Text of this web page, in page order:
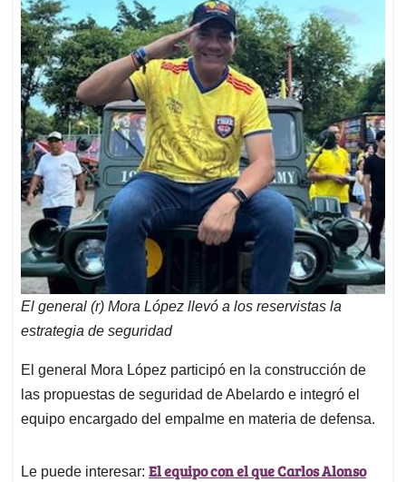
El general (r) Mora López llevó a los reservistas la
estrategia de seguridad
El general Mora López participó en la construcción de
las propuestas de seguridad de Abelardo e integró el
equipo encargado del empalme en materia de defensa.
Le puede interesar: El equipo con el que Carlos Alonso